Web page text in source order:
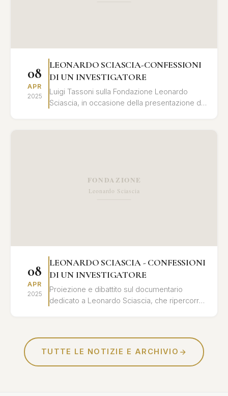
08
APR
2025
LEONARDO SCIASCIA-CONFESSIONI
DI UN INVESTIGATORE
Luigi Tassoni sulla Fondazione Leonardo
Sciascia, in occasione della presentazione del
08
APR
2025
LEONARDO SCIASCIA - CONFESSIONI
DI UN INVESTIGATORE
Proiezione e dibattito sul documentario
dedicato a Leonardo Sciascia, che ripercorre
TUTTE LE NOTIZIE E ARCHIVIO